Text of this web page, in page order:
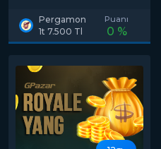
Pergamon
1t 7.500 Tl
Puanı
0 %